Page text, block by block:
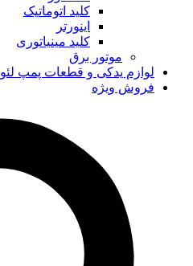
کلید اتوماتیک
اینورتر
کلید مینیاتوری
موتور برق
لوازم یدکی و قطعات پمپ لئو
فروش ویژه